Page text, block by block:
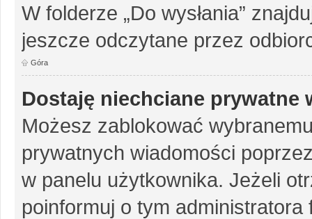
W folderze „Do wysłania”
jeszcze odczytane przez
Góra
Dostaję niechciane prywatne
Możesz zablokować
prywatnych wiadomości
w panelu użytkownika. Jeżeli
poinformuj o tym